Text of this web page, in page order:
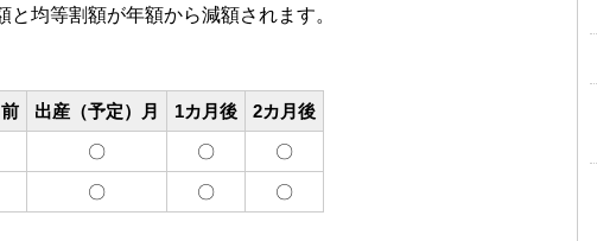
均等割額が年額から減額されます。
出産（予定）月 1カ月後
2カ月後
〇 〇
〇
〇 〇 〇